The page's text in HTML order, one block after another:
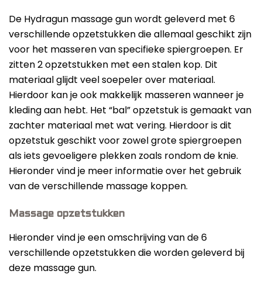
De Hydragun massage gun wordt geleverd met 6
verschillende opzetstukken die allemaal geschikt zijn
voor het masseren van specifieke spiergroepen. Er
zitten 2 opzetstukken met een stalen kop. Dit
materiaal glijdt veel soepeler over materiaal.
Hierdoor kan je ook makkelijk masseren wanneer je
kleding aan hebt. Het “bal” opzetstuk is gemaakt van
zachter materiaal met wat vering. Hierdoor is dit
opzetstuk geschikt voor zowel grote spiergroepen
als iets gevoeligere plekken zoals rondom de knie.
Hieronder vind je meer informatie over het gebruik
van de verschillende massage koppen.
Massage opzetstukken
Hieronder vind je een omschrijving van de 6
verschillende opzetstukken die worden geleverd bij
deze massage gun.